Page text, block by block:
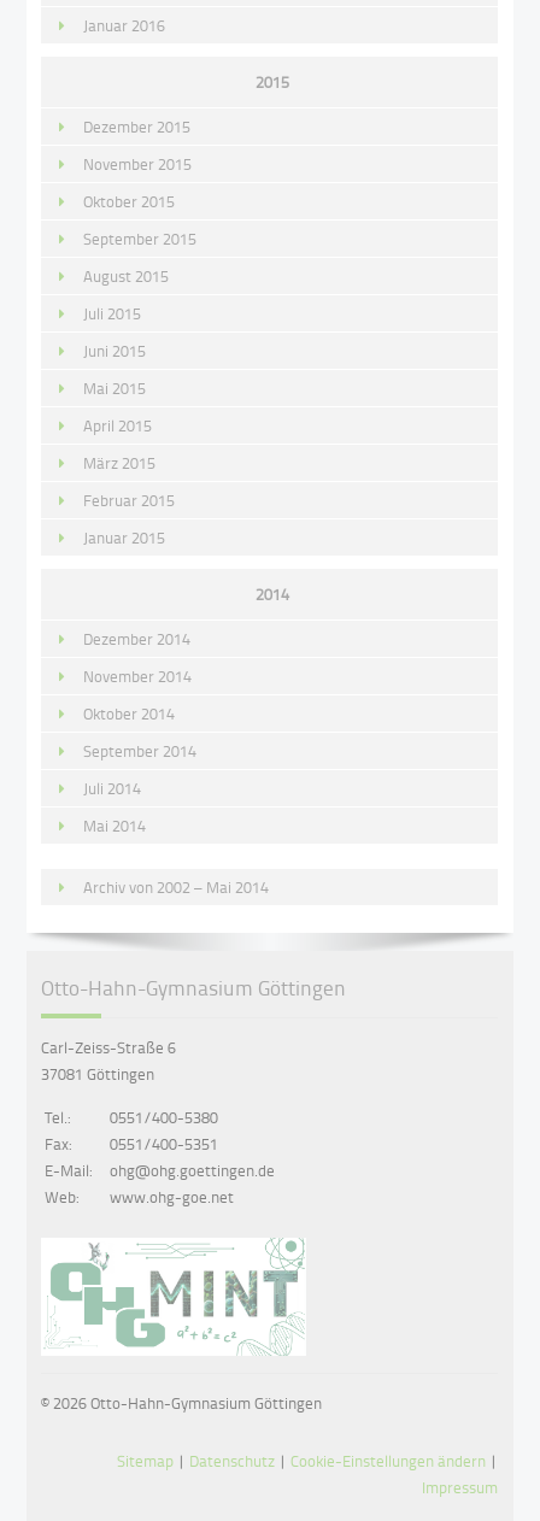
Januar 2016
2015
Dezember 2015
November 2015
Oktober 2015
September 2015
August 2015
Juli 2015
Juni 2015
Mai 2015
April 2015
März 2015
Februar 2015
Januar 2015
2014
Dezember 2014
November 2014
Oktober 2014
September 2014
Juli 2014
Mai 2014
Archiv von 2002 – Mai 2014
Otto-Hahn-Gymnasium Göttingen
Carl-Zeiss-Straße 6
37081 Göttingen
Tel.:
0551/400-5380
Fax:
0551/400-5351
E-Mail:
ohg@ohg.goettingen.de
Web:
www.ohg-goe.net
© 2026 Otto-Hahn-Gymnasium Göttingen
Sitemap | Datenschutz |Cookie-Einstellungen ändern |
Impressum